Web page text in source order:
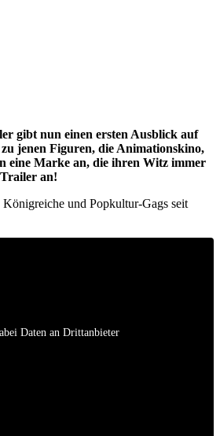
gibt nun einen ersten Ausblick auf
jenen Figuren, die Animationskino,
eine Marke an, die ihren Witz immer
an!
und Popkultur-Gags seit
Daten an Drittanbieter